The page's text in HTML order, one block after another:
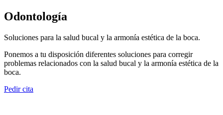
Odontología
Soluciones para la salud bucal y la armonía estética de la boca.
Ponemos a tu disposición diferentes soluciones para corregir
problemas relacionados con la salud bucal y la armonía estética de la
boca.
Pedir cita